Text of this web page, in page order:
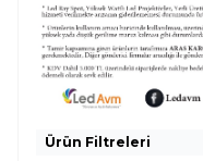
Ürün Filtreleri